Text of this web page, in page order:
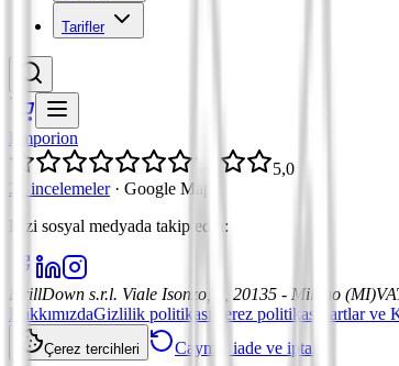
Tarifler
Emporion
5,0
21 incelemeler · Google Maps
Bizi sosyal medyada takip edin :
DrillDown s.r.l. Viale Isonzo, 8, 20135 - Milano (MI)
HakkımızdaGizlilik politikası Çerez politikası Şartlar ve
Çerez tercihleri Cayma, iade ve iptal